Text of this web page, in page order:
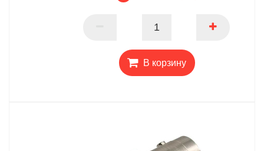
В корзину